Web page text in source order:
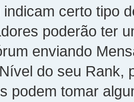
indicam certo tipo
poderão ter
enviando
do seu Rank,
podem tomar